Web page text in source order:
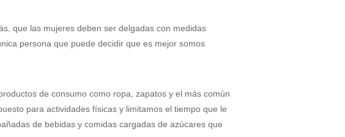
que las mujeres deben ser delgadas con medidas
persona que puede decidir que es mejor somos
de consumo como ropa, zapatos y el más común
para actividades físicas y limitamos el tiempo que le
de bebidas y comidas cargadas de azúcares que